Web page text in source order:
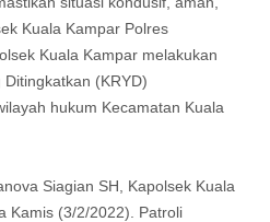
Kuala Kampar Polres
Kuala Kampar melakukan
(KRYD)
hukum Kecamatan Kuala
Siagian SH, Kapolsek Kuala
Kamis (3/2/2022). Patroli